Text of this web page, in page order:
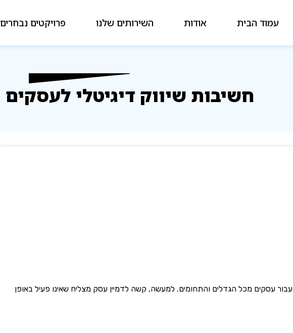
עמוד הבית אודות השירותים שלנו פרויקטים נבחרים
חשיבות שיווק דיגיטלי לעסקים
עבור עסקים מכל הגדלים והתחומים. למעשה, קשה לדמיין עסק מצליח שאינו פעיל באופן